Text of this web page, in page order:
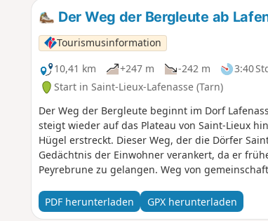
Der Weg der Bergleute ab
Tourismusinformation
10,41 km
+247 m -242 m 3:40
Start in Saint-Lieux-Lafenasse (Tarn)
Der Weg der Bergleute beginnt im Dorf
steigt wieder auf das Plateau von Saint-Lieux
Hügel erstreckt. Dieser Weg, der die Dörfer
Gedächtnis der Einwohner verankert, da er
Peyrebrune zu gelangen. Weg von
PDF herunterladen
GPX herunterladen